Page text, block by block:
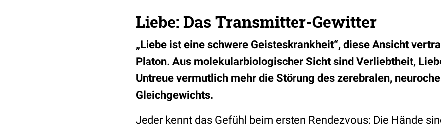
Liebe: Das Transmitter-Gewitter
„Liebe ist eine schwere Geisteskrankheit“, diese Ansicht
Platon. Aus molekularbiologischer Sicht sind Verliebtheit,
Untreue vermutlich mehr die Störung des zerebralen,
Gleichgewichts.
Jeder kennt das Gefühl beim ersten Rendezvous: Die Hände